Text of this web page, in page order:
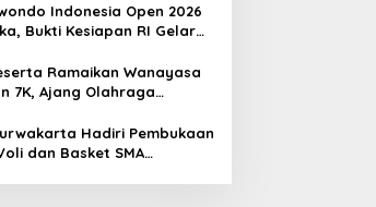
Indonesia Open 2026
Bukti Kesiapan RI Gelar
Ramaikan Wanayasa
7K, Ajang Olahraga
Hadiri Pembukaan
dan Basket SMA